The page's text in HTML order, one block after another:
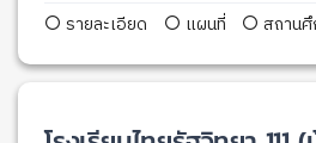
รายละเอียด แผนที่ สถานศึ